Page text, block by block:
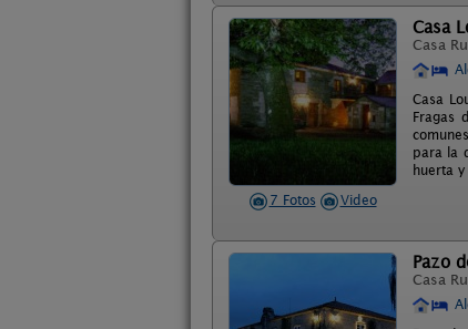
7 Fotos Video
Casa
Casa
Casa
Fragas
para la
huerta
Pazo
Casa